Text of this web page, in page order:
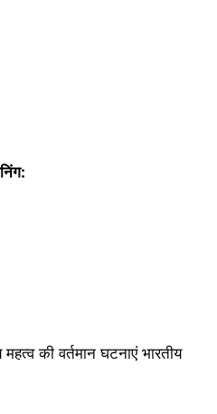
महत्व की वर्तमान घटनाएं भारतीय